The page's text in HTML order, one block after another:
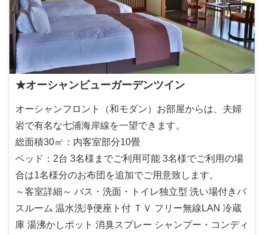
★オーシャンビューガーデンツイン
オーシャンフロント（和モダン）お部屋からは、夫婦
岩で有名な七浦海岸線を一望できます。
総面積30㎡：内客室部分10畳
ベッド：2台 3名様までご利用可能 3名様でご利用の場
合は1名様分のお布団を追加でご用意致します。
～客室詳細～ バス・洗面・トイレ独立型 洗い場付きバ
スルーム 温水洗浄便座ト付 ＴＶ フリー無線LAN 冷蔵
庫 湯沸かしポット 消臭スプレー シャンプー・コンディ